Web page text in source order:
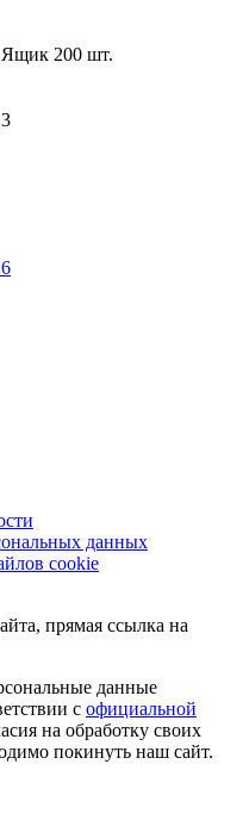
Ящик 200 шт.
данных
сookie
прямая ссылка на
данные
с официальной
на обработку своих
покинуть наш сайт.